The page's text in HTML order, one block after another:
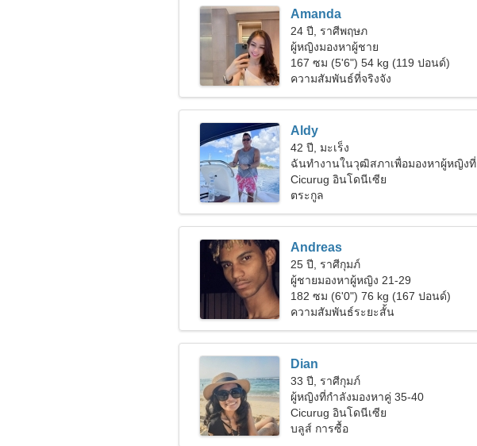
Amanda
24 ปี, ราศีพฤษภ
ผู้หญิงมองหาผู้ชาย
167 ซม (5'6") 54 kg (119 ปอนด์)
ความสัมพันธ์ที่จริงจัง
Aldy
42 ปี, มะเร็ง
ฉันทำงานในวุฒิสภาเพื่อมองหาผู้หญิงที่
กระตือรือร้น
Cicurug อินโดนีเซีย
ตระกูล
Andreas
25 ปี, ราศีกุมภ์
ผู้ชายมองหาผู้หญิง 21-29
182 ซม (6'0") 76 kg (167 ปอนด์)
ความสัมพันธ์ระยะสั้น
Dian
33 ปี, ราศีกุมภ์
ผู้หญิงที่กำลังมองหาคู่ 35-40
Cicurug อินโดนีเซีย
บลูส์ การซื้อ